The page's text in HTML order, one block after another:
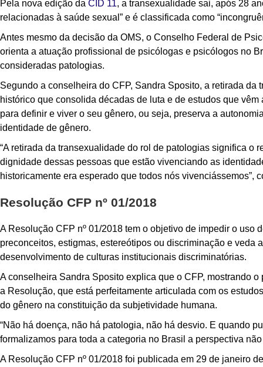
Pela nova edição da CID 11, a transexualidade sai, após 28
relacionadas à saúde sexual” e é classificada como
Antes mesmo da decisão da OMS, o Conselho Federal de
orienta a atuação profissional de psicólogas e psicólogos no
consideradas patologias.
Segundo a conselheira do CFP, Sandra Sposito, a retirada
histórico que consolida décadas de luta e de estudos que
para definir e viver o seu gênero, ou seja, preserva a
identidade de gênero.
“A retirada da transexualidade do rol de patologias significa o
dignidade dessas pessoas que estão vivenciando as
historicamente era esperado que todos nós vivenciássemos”,
Resolução CFP nº 01/2018
A Resolução CFP nº 01/2018 tem o objetivo de impedir o uso
preconceitos, estigmas, estereótipos ou discriminação e
desenvolvimento de culturas institucionais discriminatórias.
A conselheira Sandra Sposito explica que o CFP, mostrando
a Resolução, que está perfeitamente articulada com os
do gênero na constituição da subjetividade humana.
“Não há doença, não há patologia, não há desvio. E quando
formalizamos para toda a categoria no Brasil a perspectiva
A Resolução CFP nº 01/2018 foi publicada em 29 de janeiro